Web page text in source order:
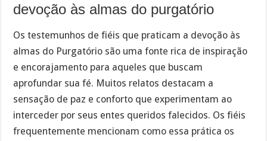
devoção às almas do purgatório
Os testemunhos de fiéis que praticam a devoção às
almas do Purgatório são uma fonte rica de inspiração
e encorajamento para aqueles que buscam
aprofundar sua fé. Muitos relatos destacam a
sensação de paz e conforto que experimentam ao
interceder por seus entes queridos falecidos. Os fiéis
frequentemente mencionam como essa prática os